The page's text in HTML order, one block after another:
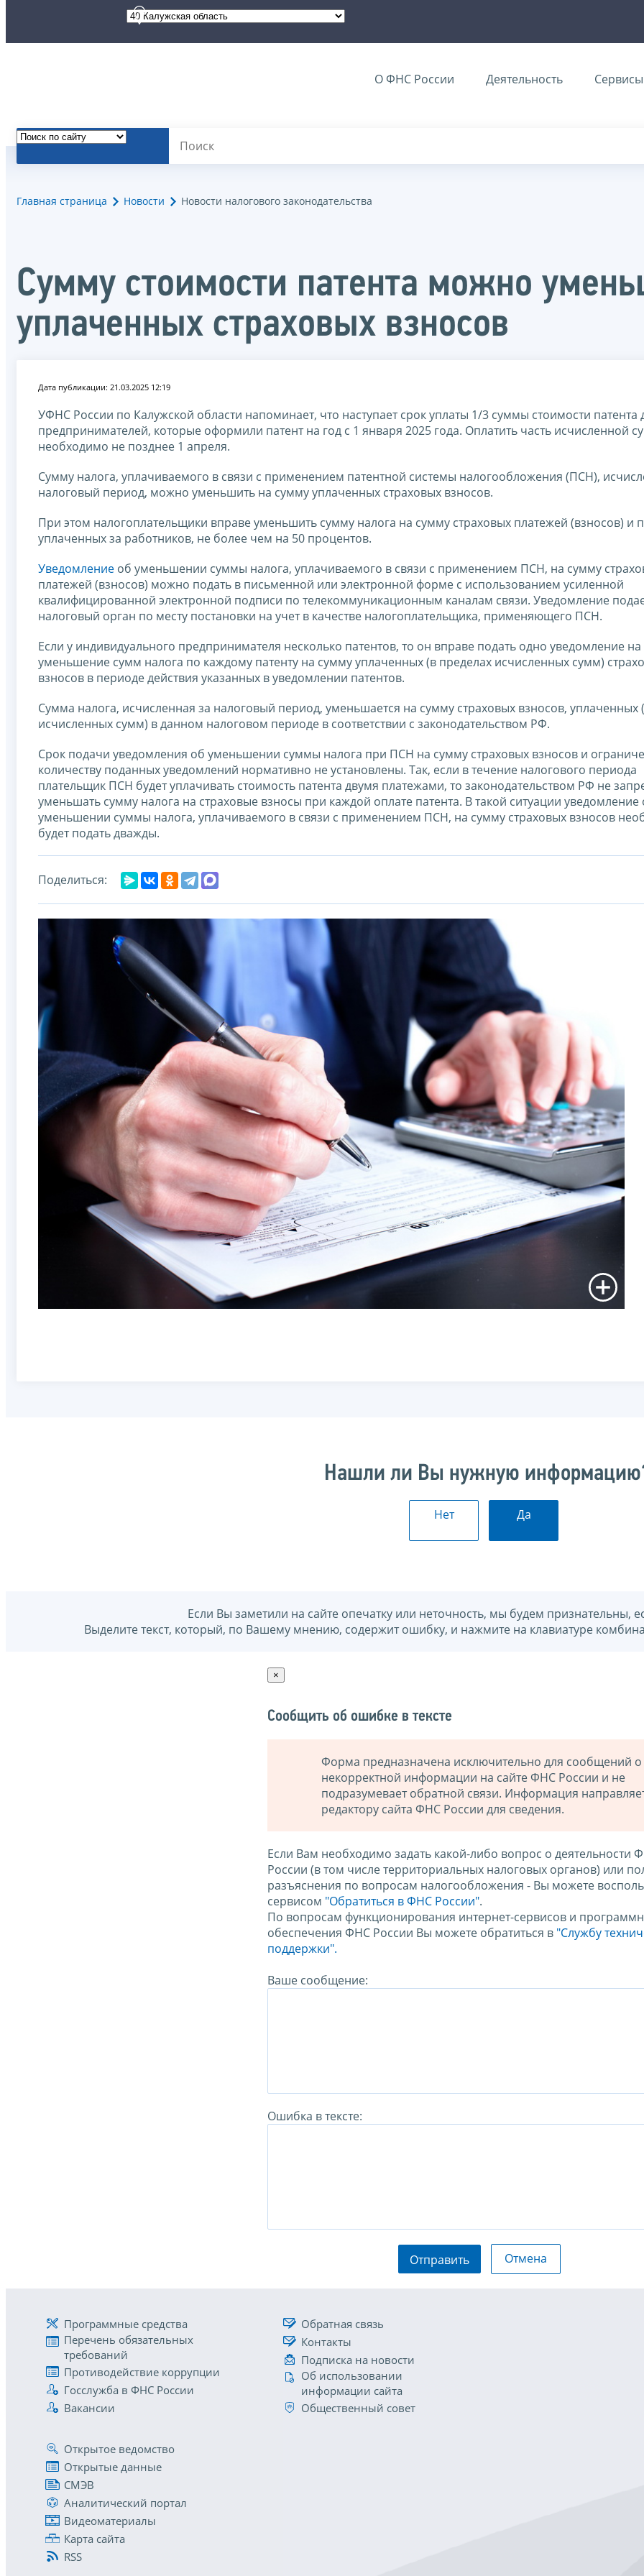
О ФНС России Деятельность Сервисы
Главная страница Новости Новости налогового законодательства
Сумму стоимости патента можно
уплаченных страховых взносов
Дата публикации: 21.03.2025 12:19
УФНС России по Калужской области напоминает, что наступает срок уплаты 1/3 суммы стоимости патента
предпринимателей, которые оформили патент на год с 1 января 2025 года. Оплатить часть исчисленной
необходимо не позднее 1 апреля.
Сумму налога, уплачиваемого в связи с применением патентной системы налогообложения (ПСН),
налоговый период, можно уменьшить на сумму уплаченных страховых взносов.
При этом налогоплательщики вправе уменьшить сумму налога на сумму страховых платежей (взносов) и
уплаченных за работников, не более чем на 50 процентов.
Уведомление об уменьшении суммы налога, уплачиваемого в связи с применением ПСН, на сумму
платежей (взносов) можно подать в письменной или электронной форме с использованием усиленной
квалифицированной электронной подписи по телекоммуникационным каналам связи. Уведомление
налоговый орган по месту постановки на учет в качестве налогоплательщика, применяющего ПСН.
Если у индивидуального предпринимателя несколько патентов, то он вправе подать одно уведомление на
уменьшение сумм налога по каждому патенту на сумму уплаченных (в пределах исчисленных сумм)
взносов в периоде действия указанных в уведомлении патентов.
Сумма налога, исчисленная за налоговый период, уменьшается на сумму страховых взносов, уплаченных
исчисленных сумм) в данном налоговом периоде в соответствии с законодательством РФ.
Срок подачи уведомления об уменьшении суммы налога при ПСН на сумму страховых взносов и
количеству поданных уведомлений нормативно не установлены. Так, если в течение налогового периода
плательщик ПСН будет уплачивать стоимость патента двумя платежами, то законодательством РФ не
уменьшать сумму налога на страховые взносы при каждой оплате патента. В такой ситуации уведомление
уменьшении суммы налога, уплачиваемого в связи с применением ПСН, на сумму страховых взносов
будет подать дважды.
Поделиться:
Нашли ли Вы нужную
Нет Да
Если Вы заметили на сайте опечатку или неточность, мы будем признательны,
Выделите текст, который, по Вашему мнению, содержит ошибку, и нажмите на клавиатуре
×
Сообщить об ошибке в тексте
Форма предназначена исключительно для сообщений о
некорректной информации на сайте ФНС России и не
подразумевает обратной связи. Информация
редактору сайта ФНС России для сведения.
Если Вам необходимо задать какой-либо вопрос о деятельности
России (в том числе территориальных налоговых органов) или
разъяснения по вопросам налогообложения - Вы можете
сервисом "Обратиться в ФНС России".
По вопросам функционирования интернет-сервисов и
обеспечения ФНС России Вы можете обратиться в "Службу
поддержки".
Ваше сообщение:
Ошибка в тексте:
Отправить Отмена
Программные средства
Перечень обязательных
требований
Противодействие коррупции
Госслужба в ФНС России
Вакансии
Обратная связь
Контакты
Подписка на новости
Об использовании
информации сайта
Общественный совет
Открытое ведомство
Открытые данные
СМЭВ
Аналитический портал
Видеоматериалы
Карта сайта
RSS